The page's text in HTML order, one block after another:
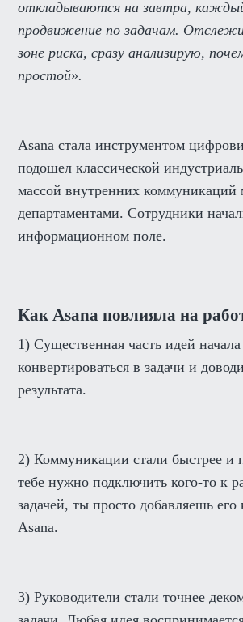
откладываются на завтра,
продвижение по задачам.
зоне риска, сразу анализирую,
простой».
Asana стала инструментом
подошел классической
массой внутренних коммуникаций
департаментами. Сотрудники
информационном поле.
Как Asana повлияла на
1) Существенная часть идей начала
конвертироваться в задачи и
результата.
2) Коммуникации стали быстрее и
тебе нужно подключить кого-то к
задачей, ты просто добавляешь его
Asana.
3) Руководители стали точнее